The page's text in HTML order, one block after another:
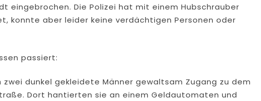
eingebrochen. Die Polizei hat mit einem Hubschrauber
konnte aber leider keine verdächtigen Personen oder
passiert:
dunkel gekleidete Männer gewaltsam Zugang zu dem
Dort hantierten sie an einem Geldautomaten und